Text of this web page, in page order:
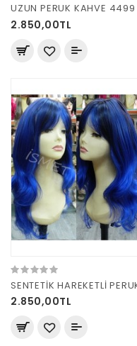
UZUN PERUK KAHVE 4499
2.850,00TL
2.850,00TL